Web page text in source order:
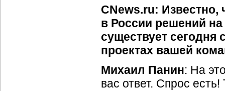
CNews.ru: Известно,
в России решений
существует
проектах вашей
Михаил Панин: На
вас ответ. Спрос